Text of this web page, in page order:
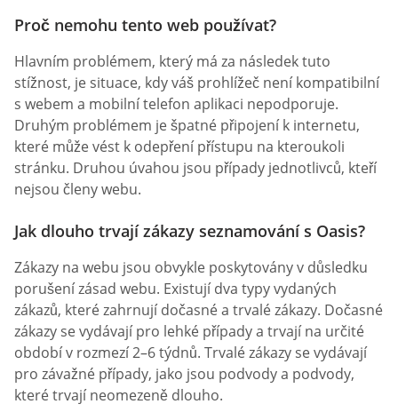
Proč nemohu tento web používat?
Hlavním problémem, který má za následek tuto
stížnost, je situace, kdy váš prohlížeč není kompatibilní
s webem a mobilní telefon aplikaci nepodporuje.
Druhým problémem je špatné připojení k internetu,
které může vést k odepření přístupu na kteroukoli
stránku. Druhou úvahou jsou případy jednotlivců, kteří
nejsou členy webu.
Jak dlouho trvají zákazy seznamování s Oasis?
Zákazy na webu jsou obvykle poskytovány v důsledku
porušení zásad webu. Existují dva typy vydaných
zákazů, které zahrnují dočasné a trvalé zákazy. Dočasné
zákazy se vydávají pro lehké případy a trvají na určité
období v rozmezí 2–6 týdnů. Trvalé zákazy se vydávají
pro závažné případy, jako jsou podvody a podvody,
které trvají neomezeně dlouho.